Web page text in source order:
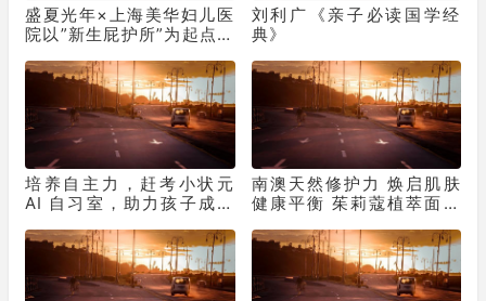
盛夏光年×上海美华妇儿医
院以”新生屁护所”为起点，
长期生态
刘利广《亲子必读国学经
典》
培养自主力，赶考小状元
AI 自习室，助力孩子成长
南澳天然修护力 焕启肌肤
健康平衡 茱莉蔻植萃面膜